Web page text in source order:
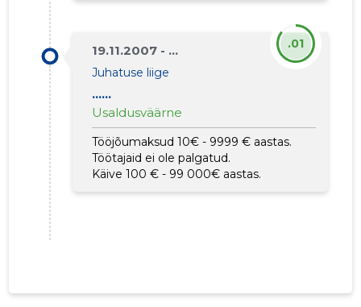
19.11.2007 - ...
Juhatuse liige
......
Usaldusväärne
Tööjõumaksud 10€ - 9999 € aastas.
Töötajaid ei ole palgatud.
Käive 100 € - 99 000€ aastas.
.01